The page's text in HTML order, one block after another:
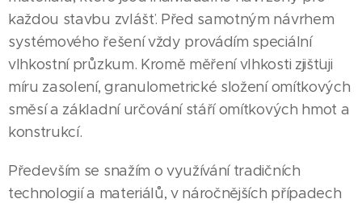
každou stavbu zvlášť. Před samotným návrhem
systémového řešení vždy provádím speciální
vlhkostní průzkum. Kromě měření vlhkosti zjišťuji
míru zasolení, granulometrické složení omítkových
směsí a základní určování stáří omítkových hmot a
konstrukcí.
Především se snažím o využívání tradičních
technologií a materiálů, v náročnějších případech